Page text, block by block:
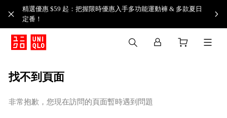
精選優惠 $59 起：把握限時優惠入手多功能運動褲 & 多款夏日
定番！​
找不到頁面
非常抱歉，您現在訪問的頁面暫時遇到問題